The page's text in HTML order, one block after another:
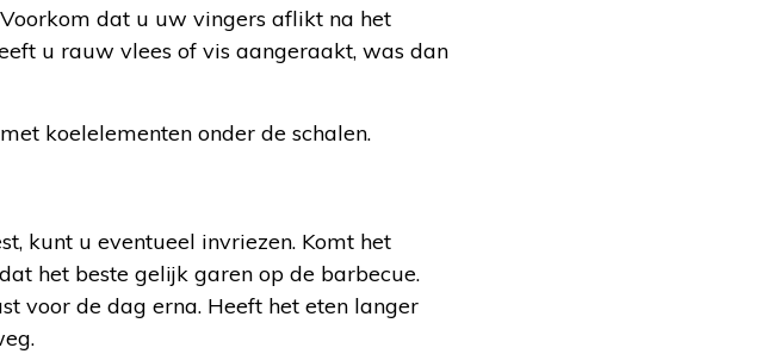
dat u uw vingers aflikt na het
u rauw vlees of vis aangeraakt, was dan
koelelementen onder de schalen.
kunt u eventueel invriezen. Komt het
het beste gelijk garen op de barbecue.
voor de dag erna. Heeft het eten langer